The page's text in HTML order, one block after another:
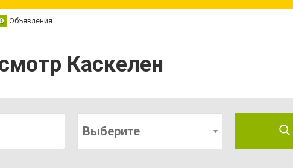
О Объявления
Каскелен
Выберите